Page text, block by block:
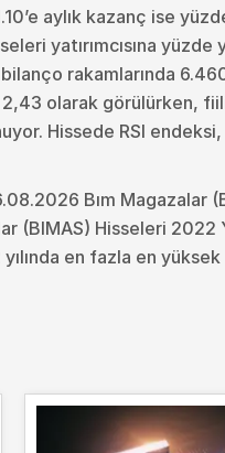
aylık kazanç ise
yatırımcısına yüzde
bilanço rakamlarında
olarak görülürken,
Hissede RSI
Bım Magazalar
(BIMAS) Hisseleri 2022
en fazla en